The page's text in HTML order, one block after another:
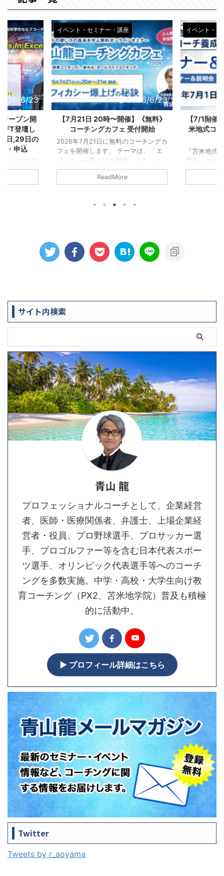
6/23
ープン開
FT登壇し
日,29日の
・申込
ィプロマ認
シリテータ
イベント・セミナー・講座
2026/6/23
【7月21日 20時〜開催】《無料》
コーチングカフェ 受付開始
2026年7月21日に無料のコーチングカ
フェを開催します。 テーマは、「エ
フィカシー爆上げの秘訣」です。 ※
無料でご参加いただけますが、事前の
申し込みが必要です。※ リアルタイム
ReadMore
イベント・
【7/1開催
米地式コ
「苫米地式
講座」のセ
ン開催しま
サイト内検索
青山 龍
プロフェッショナルコーチとして、企業経営
者、医師・医療関係者、弁護士、上場企業経
営者・役員、プロ野球選手、プロサッカー選
手、プロゴルファー等を含む日本代表スポー
ツ選手、オリンピック代表選手等へのコーチ
ングを多数実施。中学・高校・大学生向け教
育コーチング（PX2、苫米地学院）普及も積極
的に活動中。
▶︎ プロフィール詳細はこちら
Twitter
Tweets by r_aoyama